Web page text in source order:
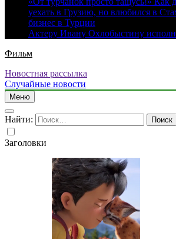
уехать в Грузию, но влюбился в
бизнес в Турции
Актеру Ивану Охлобыстину
Фильм
Новостная рассылка
Случайные новости
Меню
Найти:
Заголовки